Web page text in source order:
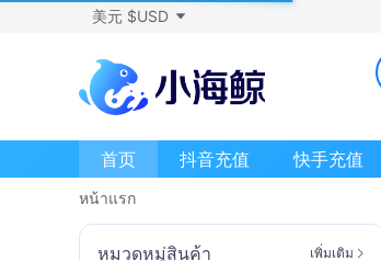
美元 $USD
首页 抖音充值 快手充值
หน้าแรก
หมวดหมู่สินค้า เพิ่มเติม